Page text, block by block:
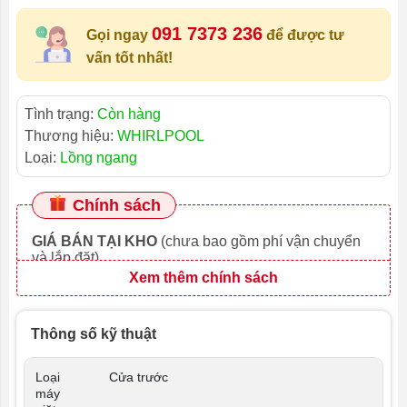
Gọi ngay 091 7373 236 để được tư
vấn tốt nhất!
Tình trạng: Còn hàng
Thương hiệu: WHIRLPOOL
Loại: Lồng ngang
Chính sách
GIÁ BÁN TẠI KHO (chưa bao gồm phí vận chuyển
và lắp đặt)
Xem thêm chính sách
Thông số kỹ thuật
Loại
máy
Cửa trước